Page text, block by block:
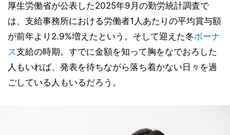
厚生労働省が公表した2025年9月の勤労統計調査で
は、支給事務所における労働者1人あたりの平均賞与額
が前年より2.9%増えたという。そして迎えた冬ボーナ
ス支給の時期。すでに金額を知って胸をなでおろした
人もいれば、発表を待ちながら落ち着かない日々を過
ごしている人もいるだろう。